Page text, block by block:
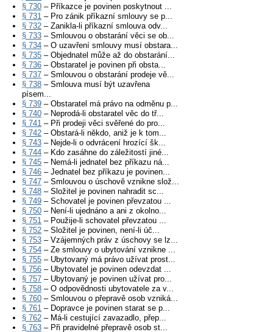
§ 730 – Příkazce je povinen poskytnout ...
§ 731 – Pro zánik příkazní smlouvy se p...
§ 732 – Zanikla-li příkazní smlouva odv...
§ 733 – Smlouvou o obstarání věci se ob...
§ 734 – O uzavření smlouvy musí obstara...
§ 735 – Objednatel může až do obstarání...
§ 736 – Obstaratel je povinen při obsta...
§ 737 – Smlouvou o obstarání prodeje vě...
§ 738 – Smlouva musí být uzavřena
písem...
§ 739 – Obstaratel má právo na odměnu p...
§ 740 – Neprodá-li obstaratel věc do tř...
§ 741 – Při prodeji věci svěřené do pro...
§ 742 – Obstará-li někdo, aniž je k tom...
§ 743 – Nejde-li o odvrácení hrozící šk...
§ 744 – Kdo zasáhne do záležitostí jiné...
§ 745 – Nemá-li jednatel bez příkazu ná...
§ 746 – Jednatel bez příkazu je povinen...
§ 747 – Smlouvou o úschově vznikne slož...
§ 748 – Složitel je povinen nahradit sc...
§ 749 – Schovatel je povinen převzatou ...
§ 750 – Není-li ujednáno a ani z okolno...
§ 751 – Použije-li schovatel převzatou ...
§ 752 – Složitel je povinen, není-li úč...
§ 753 – Vzájemných práv z úschovy se lz...
§ 754 – Ze smlouvy o ubytování vznikne ...
§ 755 – Ubytovaný má právo užívat prost...
§ 756 – Ubytovatel je povinen odevzdat ...
§ 757 – Ubytovaný je povinen užívat pro...
§ 758 – O odpovědnosti ubytovatele za v...
§ 760 – Smlouvou o přepravě osob vzniká...
§ 761 – Dopravce je povinen starat se p...
§ 762 – Má-li cestující zavazadlo, přep...
§ 763 – Při pravidelné přepravě osob st...